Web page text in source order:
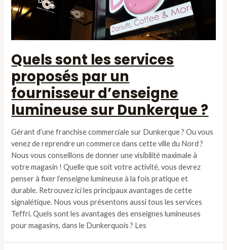
Quels sont les services
proposés par un
fournisseur d’enseigne
lumineuse sur Dunkerque ?
Gérant d’une franchise commerciale sur Dunkerque ? Ou vous
venez de reprendre un commerce dans cette ville du Nord ?
Nous vous conseillons de donner une visibilité maximale à
votre magasin ! Quelle que soit votre activité, vous devrez
penser à fixer l’enseigne lumineuse à la fois pratique et
durable. Retrouvez ici les principaux avantages de cette
signalétique. Nous vous présentons aussi tous les services
Teffri. Quels sont les avantages des enseignes lumineuses
pour magasins, dans le Dunkerquois ? Les